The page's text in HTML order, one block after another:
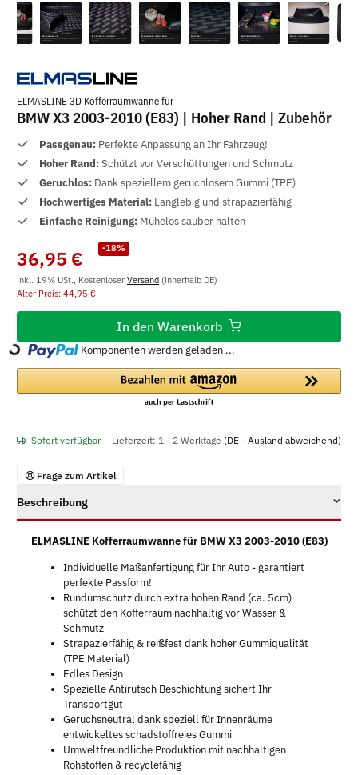
ELMASLINE 3D Kofferraumwanne für
BMW X3 2003-2010 (E83) | Hoher Rand | Zubehör
Passgenau: Perfekte Anpassung an Ihr Fahrzeug!
Hoher Rand:Schützt vor Verschüttungen und Schmutz
Geruchlos: Dank speziellem geruchlosem Gummi (TPE)
Hochwertiges Material: Langlebig und strapazierfähig
Einfache Reinigung: Mühelos sauber halten
-18%
36,95 €
inkl. 19% USt., Kostenloser Versand (innerhalb DE)
Alter Preis: 44,95 €
In den Warenkorb
Loading... Komponenten werden geladen ...
Sofort verfügbar Lieferzeit: 1 - 2 Werktage (DE - Ausland abweichend)
Frage zum Artikel
Beschreibung
ELMASLINE Kofferraumwanne für BMW X3 2003-2010 (E83)
Individuelle Maßanfertigung für Ihr Auto - garantiert
perfekte Passform!
Rundumschutz durch extra hohen Rand (ca. 5cm)
schützt den Kofferraum nachhaltig vor Wasser &
Schmutz
Strapazierfähig & reißfest dank hoher Gummiqualität
(TPE Material)
Edles Design
Spezielle Antirutsch Beschichtung sichert Ihr
Transportgut
Geruchsneutral dank speziell für Innenräume
entwickeltes schadstoffreies Gummi
Umweltfreundliche Produktion mit nachhaltigen
Rohstoffen & recyclefähig